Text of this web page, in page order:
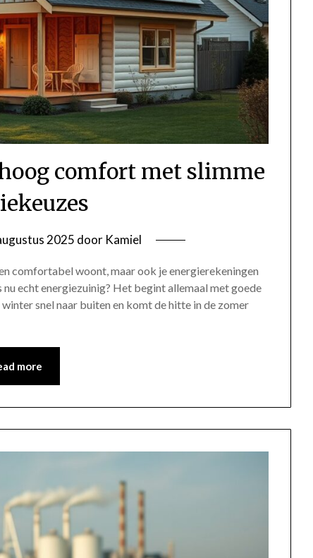
comfort met slimme
2025 door Kamiel
comfortabel woont, maar ook je energierekeningen
echt energiezuinig? Het begint allemaal met goede
snel naar buiten en komt de hitte in de zomer
more